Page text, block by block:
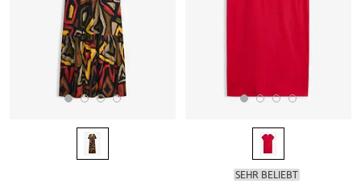
SEHR BELIEBT